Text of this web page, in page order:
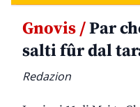
Gnovis /Par
salti fûr dal
Redazion